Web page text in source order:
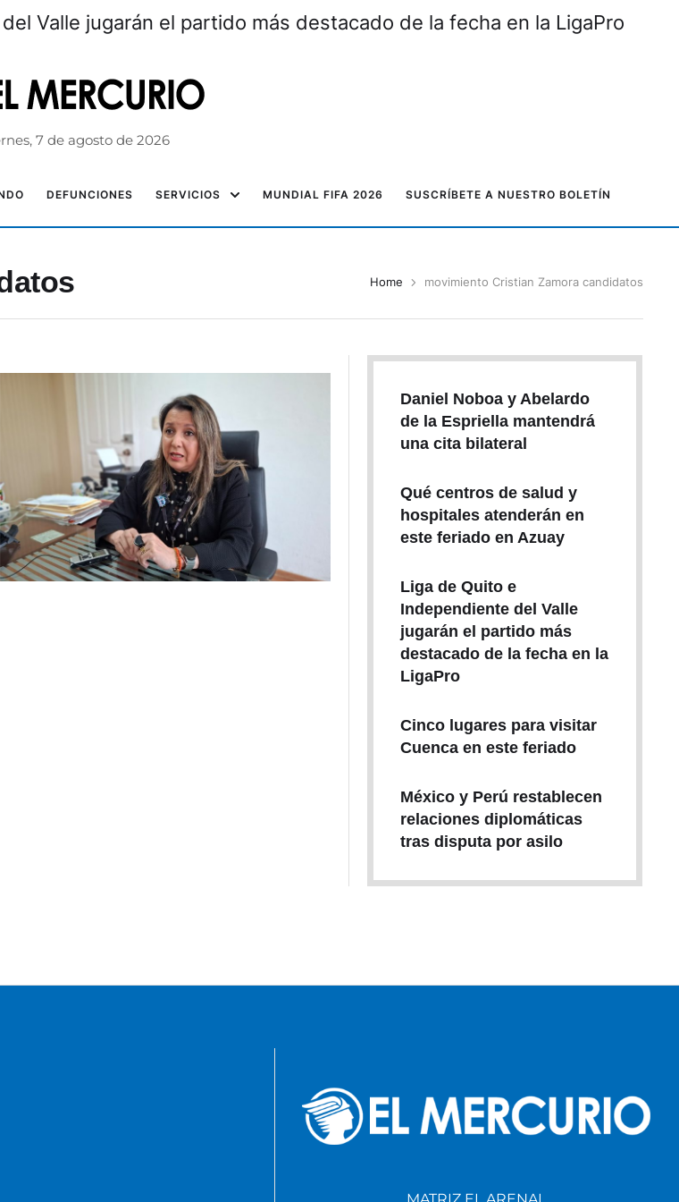
Valle jugarán el partido más destacado de la fecha en la LigaPro
7 de agosto de 2026
DEFUNCIONES SERVICIOS MUNDIAL FIFA 2026 SUSCRÍBETE A NUESTRO BOLETÍN
Home movimiento Cristian Zamora candidatos
Daniel Noboa y Abelardo
de la Espriella mantendrá
una cita bilateral
Qué centros de salud y
hospitales atenderán en
este feriado en Azuay
Liga de Quito e
Independiente del Valle
jugarán el partido más
destacado de la fecha en la
LigaPro
Cinco lugares para visitar
Cuenca en este feriado
México y Perú restablecen
relaciones diplomáticas
tras disputa por asilo